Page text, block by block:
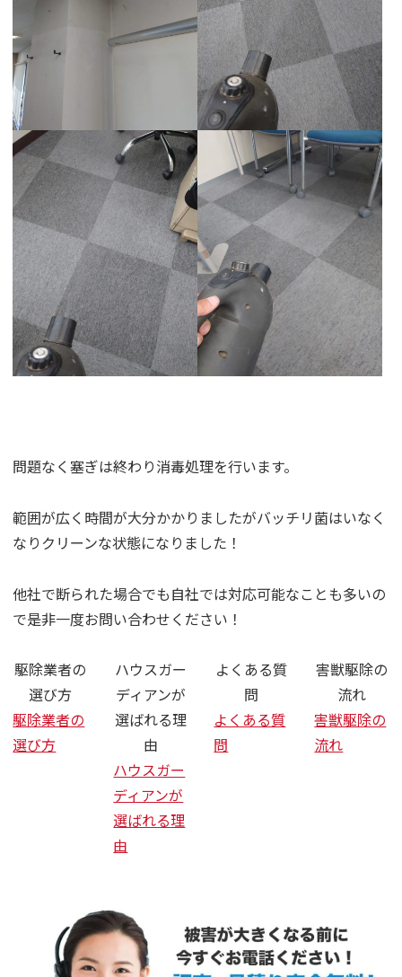
問題なく塞ぎは終わり消毒処理を行います。
範囲が広く時間が大分かかりましたがバッチリ菌はいなく
なりクリーンな状態になりました！
他社で断られた場合でも自社では対応可能なことも多いの
で是非一度お問い合わせください！
駆除業者の
選び方
駆除業者の
選び方
ハウスガー
ディアンが
選ばれる理
由
ハウスガー
ディアンが
選ばれる理
由
よくある質
問
よくある質
問
害獣駆除の
流れ
害獣駆除の
流れ